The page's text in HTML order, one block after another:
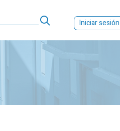
Iniciar sesión